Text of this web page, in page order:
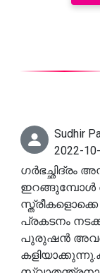
Sudhir
2022-
ഗർഭച്ഛിദ്രം
പ്രകടനം
പുരുഷൻ